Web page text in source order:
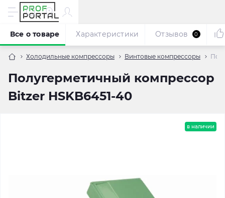
Холодильные компрессоры Винтовые компрессоры
Полугерметичный компрессор
Bitzer HSKB6451-40
Все о товаре Характеристики Отзывов 0
в наличии